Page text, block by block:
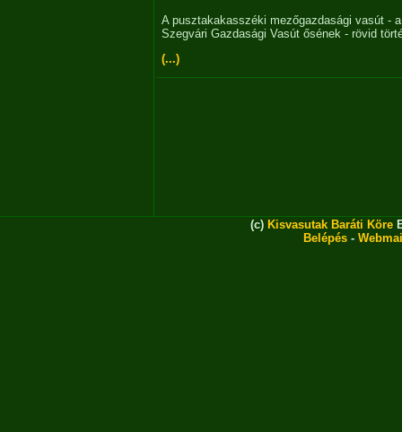
A pusztakakasszéki mezőgazdasági vasút - a
Szegvári Gazdasági Vasút ősének - rövid
(...)
(c) Kisvasutak Baráti Köre
Belépés -